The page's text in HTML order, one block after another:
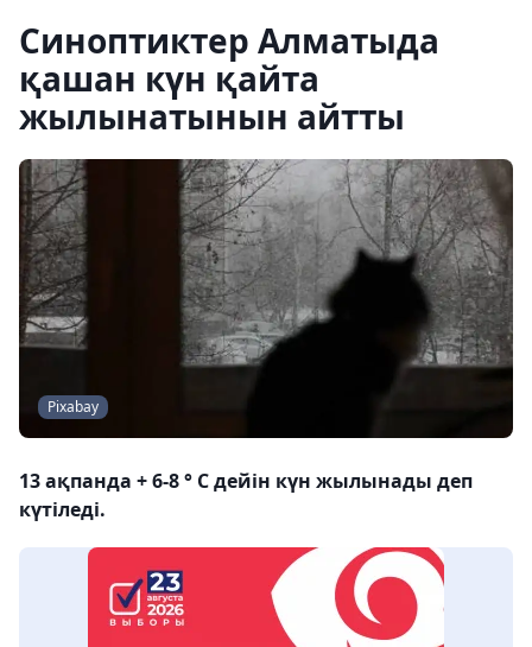
Синоптиктер Алматыда
қашан күн қайта
жылынатынын айтты
Pixabay
13 ақпанда + 6-8 ° С дейін күн жылынады деп
күтіледі.